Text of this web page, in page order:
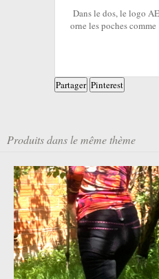
Dans le dos, le logo AE
orne les poches comme
Partager Pinterest
Produits dans le même thème